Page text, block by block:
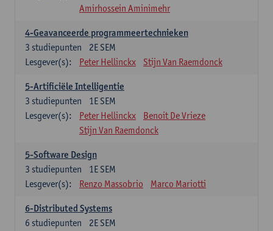
Amirhossein Aminimehr
4-Geavanceerde programmeertechnieken
2E SEM
3 studiepunten
Lesgever(s):
Peter Hellinckx Stijn Van Raemdonck
5-Artificiële Intelligentie
1E SEM
3 studiepunten
Lesgever(s):
Peter Hellinckx
Benoit De Vrieze
Stijn Van Raemdonck
5-Software Design
1E SEM
3 studiepunten
Lesgever(s):
Renzo Massobrio Marco Mariotti
6-Distributed Systems
2E SEM
6 studiepunten